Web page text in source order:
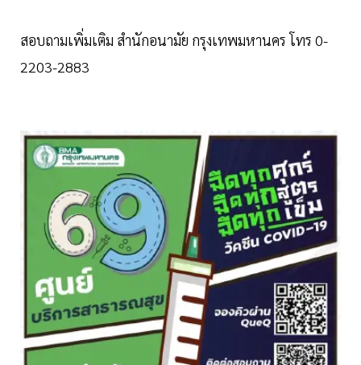
สอบถามเพิ่มเติม สำนักอนามัย กรุงเทพมหานคร โทร 0-
2203-2883